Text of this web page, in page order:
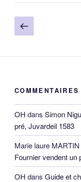
Pagination
des
Page
précédente
OH dans Simon
pré, Juvardeil 1583
Marie laure MARTIN
Fournier vendent un
OH dans Guide et